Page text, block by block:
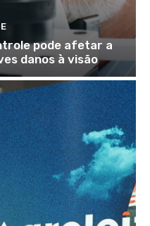
pode afetar a
danos à visão